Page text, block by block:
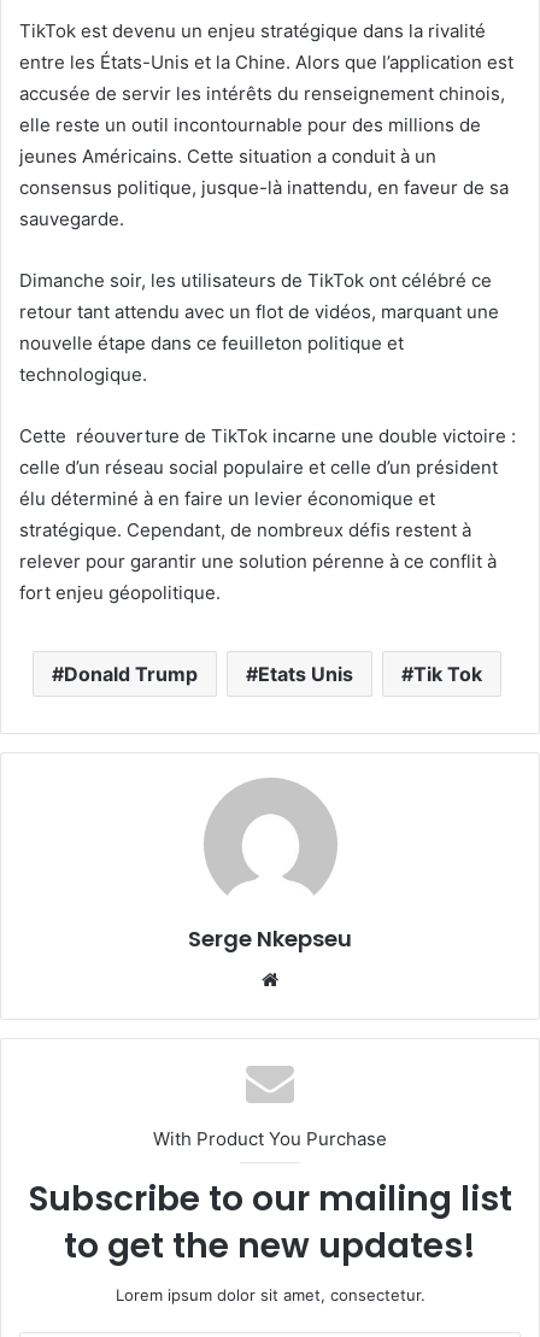
TikTok est devenu un enjeu stratégique dans la rivalité
entre les États-Unis et la Chine. Alors que l’application est
accusée de servir les intérêts du renseignement chinois,
elle reste un outil incontournable pour des millions de
jeunes Américains. Cette situation a conduit à un
consensus politique, jusque-là inattendu, en faveur de sa
sauvegarde.
Dimanche soir, les utilisateurs de TikTok ont célébré ce
retour tant attendu avec un flot de vidéos, marquant une
nouvelle étape dans ce feuilleton politique et
technologique.
Cette réouverture de TikTok incarne une double victoire :
celle d’un réseau social populaire et celle d’un président
élu déterminé à en faire un levier économique et
stratégique. Cependant, de nombreux défis restent à
relever pour garantir une solution pérenne à ce conflit à
fort enjeu géopolitique.
Donald Trump Etats Unis Tik Tok
Serge Nkepseu
te
With Product You Purchase
Subscribe to our mailing list
to get the new updates!
Lorem ipsum dolor sit amet, consectetur.